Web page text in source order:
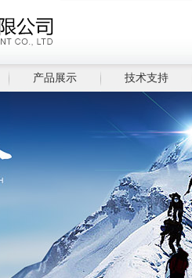
产品展示 技术支持